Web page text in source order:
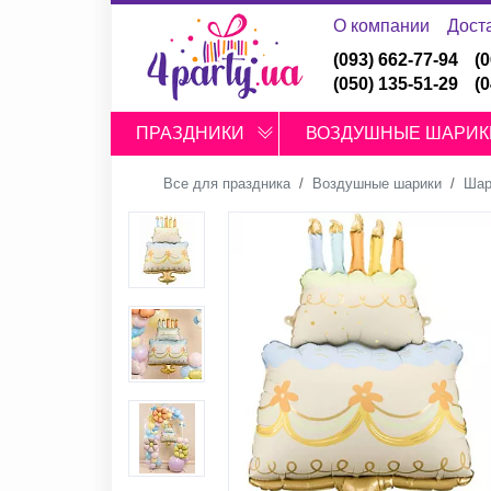
О компании
(093) 662-77-94
(050) 135-51-29
ПРАЗДНИКИ ВОЗДУШНЫЕ
Все для праздника Воздушные шарики